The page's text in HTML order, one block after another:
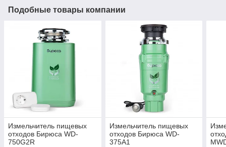
Подобные товары компании
Измельчитель пищевых
отходов Бирюса WD-
750G2R
Измельчитель пищевых
отходов Бирюса WD-
375A1